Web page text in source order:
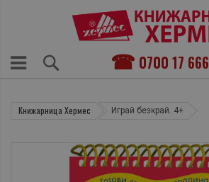
0700 17 666
Книжарница Хермес Играй безкрай. 4+